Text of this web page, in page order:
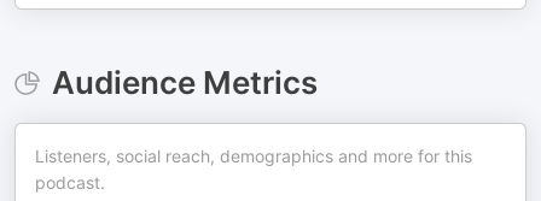
Audience Metrics
Listeners, social reach, demographics and more for this
podcast.